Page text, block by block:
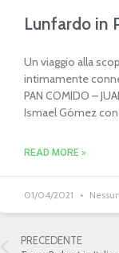
Lunfardo in
Un viaggio alla
intimamente
PAN COMIDO –
Ismael Gómez
READ MORE »
01/04/2021
PRECEDENTE